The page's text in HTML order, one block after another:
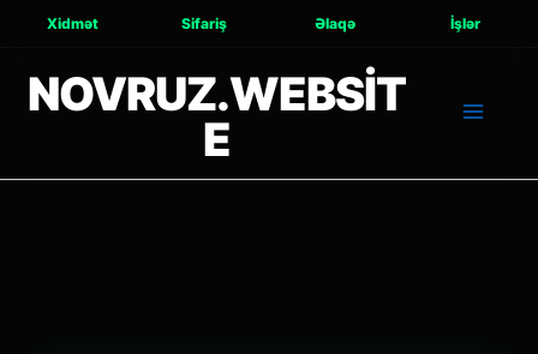
Xidmət Sifariş Əlaqə İşlər
NOVRUZ.WEBSIT
E